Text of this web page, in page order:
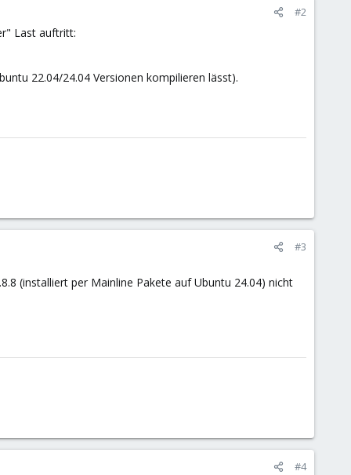
#2
Last auftritt:
22.04/24.04 Versionen kompilieren lässt).
#3
(installiert per Mainline Pakete auf Ubuntu 24.04) nicht
#4